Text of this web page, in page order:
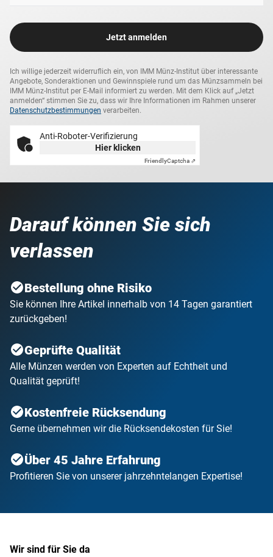
Jetzt anmelden
Ich willige jederzeit widerruflich ein, von IMM Münz-Institut über interessante
Angebote, Sonderaktionen und Gewinnspiele rund um das Münzsammeln bei
IMM Münz-Institut per E-Mail informiert zu werden. Mit dem Klick auf „Jetzt
anmelden“ stimmen Sie zu, dass wir Ihre Informationen im Rahmen unserer
Datenschutzbestimmungen verarbeiten.
Anti-Roboter-Verifizierung
Hier klicken
FriendlyCaptcha ⇗
Darauf können Sie sich
verlassen
Bestellung ohne Risiko
Sie können Ihre Artikel innerhalb von 14 Tagen garantiert
zurückgeben!
Geprüfte Qualität
Alle Münzen werden von Experten auf Echtheit und
Qualität geprüft!
Kostenfreie Rücksendung
Gerne übernehmen wir die Rücksendekosten für Sie!
Über 45 Jahre Erfahrung
Profitieren Sie von unserer jahrzehntelangen Expertise!
Wir sind für Sie da